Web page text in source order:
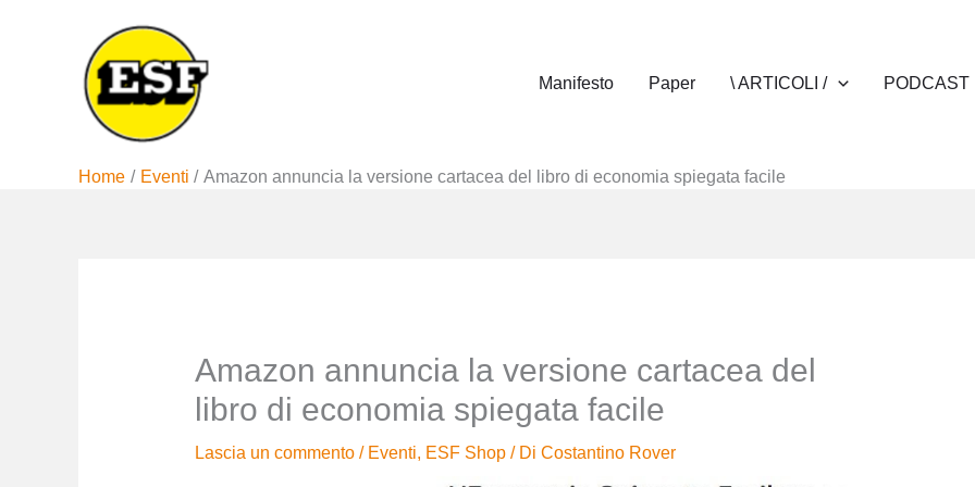
Manifesto
Paper \ ARTICOLI / PODCAST
Home Eventi Amazon annuncia la versione cartacea del libro di economia spiegata facile
Amazon annuncia la versione cartacea del
libro di economia spiegata facile
Lascia un commento / Eventi, ESF Shop/ Di Costantino Rover